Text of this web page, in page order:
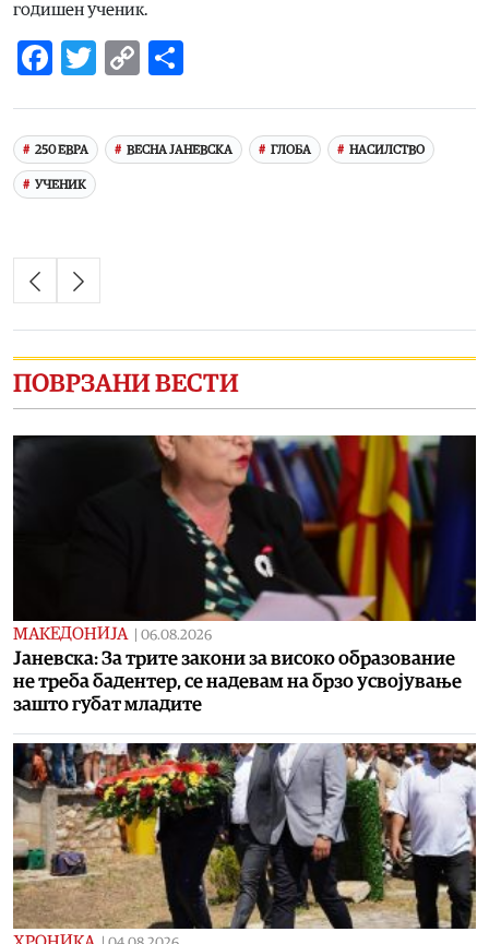
годишен ученик.
Facebook
Twitter
Copy
250 ЕВРА ВЕСНА ЈАНЕВСКА ГЛОБА НАСИЛСТВО
УЧЕНИК
ПОВРЗАНИ ВЕСТИ
МАКЕДОНИЈА 06.08.2026
Јаневска: За трите закони за високо образование
не треба бадентер, се надевам на брзо усвојување
зашто губат младите